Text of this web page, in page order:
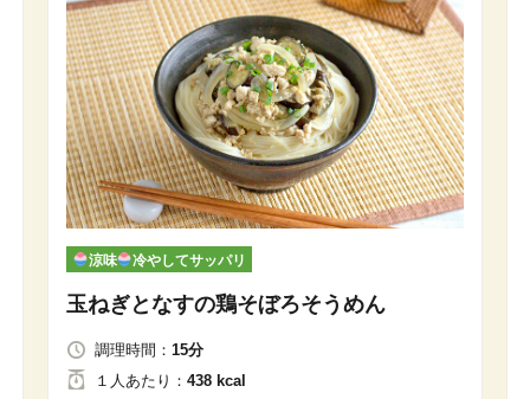
涼味 冷やしてサッパリ
玉ねぎとなすの鶏そぼろそうめん
調理時間： 15分
１人 あたり ： 438 kcal